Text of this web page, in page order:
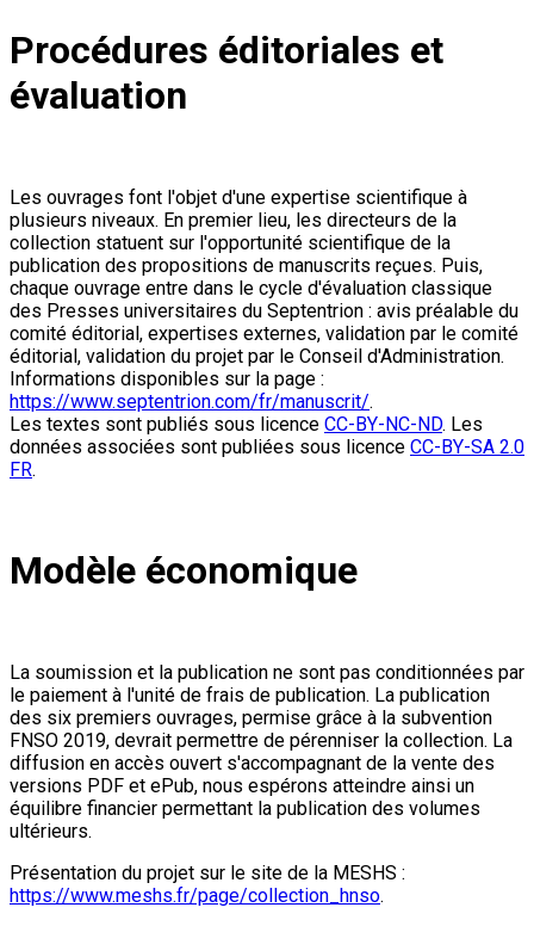
Procédures éditoriales et
évaluation
Les ouvrages font l'objet d'une expertise scientifique à
plusieurs niveaux. En premier lieu, les directeurs de la
collection statuent sur l'opportunité scientifique de la
publication des propositions de manuscrits reçues. Puis,
chaque ouvrage entre dans le cycle d'évaluation classique
des Presses universitaires du Septentrion : avis préalable du
comité éditorial, expertises externes, validation par le comité
éditorial, validation du projet par le Conseil d'Administration.
Informations disponibles sur la page :
https://www.septentrion.com/fr/manuscrit/.
Les textes sont publiés sous licence CC-BY-NC-ND. Les
données associées sont publiées sous licence CC-BY-SA 2.0
FR.
Modèle économique
La soumission et la publication ne sont pas conditionnées par
le paiement à l'unité de frais de publication. La publication
des six premiers ouvrages, permise grâce à la subvention
FNSO 2019, devrait permettre de pérenniser la collection. La
diffusion en accès ouvert s'accompagnant de la vente des
versions PDF et ePub, nous espérons atteindre ainsi un
équilibre financier permettant la publication des volumes
ultérieurs.
Présentation du projet sur le site de la MESHS :
https://www.meshs.fr/page/collection_hnso.